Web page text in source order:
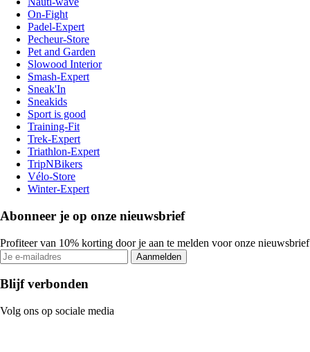
On-Fight
Padel-Expert
Pecheur-Store
Pet and Garden
Slowood Interior
Smash-Expert
Sneak'In
Sneakids
Sport is good
Training-Fit
Trek-Expert
Triathlon-Expert
TripNBikers
Vélo-Store
Winter-Expert
Abonneer je op onze nieuwsbrief
Profiteer van 10% korting door je aan te melden voor onze nieuwsbrief
Aanmelden
Blijf verbonden
Volg ons op sociale media